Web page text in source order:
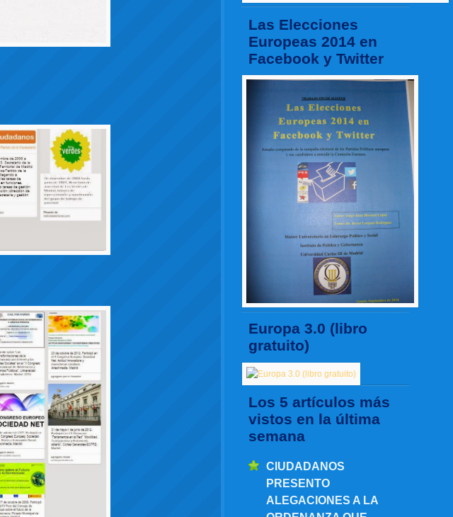
Las Elecciones
Europeas 2014 en
Facebook y Twitter
Europa 3.0 (libro
gratuito)
Los 5 artículos más
vistos en la última
semana
CIUDADANOS
PRESENTO
ALEGACIONES A LA